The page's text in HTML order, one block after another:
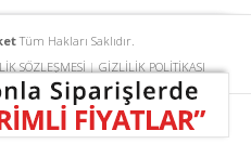
Tüm Hakları Saklıdır.
SÖZLEŞMESİ|GİZLİLİK POLİTİKASI
İLE HAZIRLANMIŞTIR